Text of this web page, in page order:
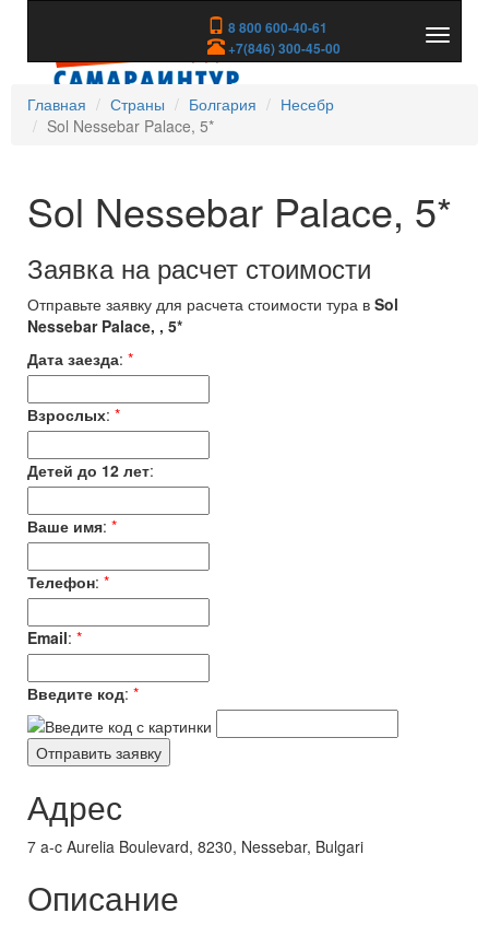
8 800 600-40-61
+7(846) 300-45-00
скрыть
Главная
Страны Болгария
Несебр
Sol Nessebar Palace, 5*
Sol Nessebar Palace, 5*
Заявка на расчет стоимости
Отправьте заявку для расчета стоимости тура в Sol
Nessebar Palace, , 5*
Дата заезда: *
Взрослых: *
Детей до 12 лет:
Ваше имя: *
Телефон: *
Email: *
Введите код: *
Адрес
7 a-c Aurelia Boulevard, 8230, Nessebar, Bulgari
Описание